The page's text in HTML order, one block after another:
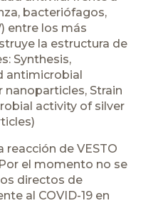
bacteriófagos,
entre los más
la estructura de
Synthesis,
antimicrobial
nanoparticles, Strain
activity of silver
de VESTO
el momento no se
directos de
al COVID-19 en